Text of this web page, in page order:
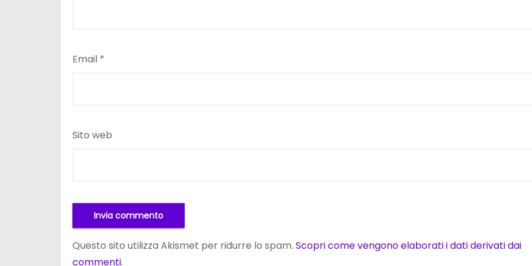
Email *
Sito web
Questo sito utilizza Akismet per ridurre lo spam. Scopri come vengono elaborati i dati derivati dai
commenti.